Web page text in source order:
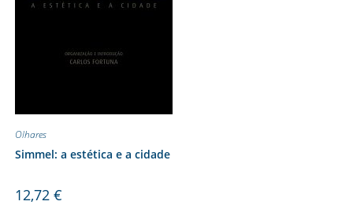
Olhares
Simmel: a estética e a cidade
12,72 €